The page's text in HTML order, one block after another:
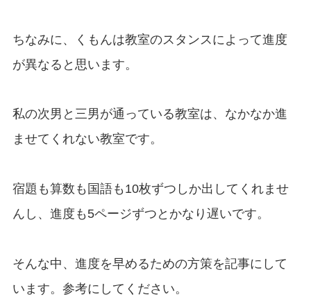
ちなみに、くもんは教室のスタンスによって進度
が異なると思います。
私の次男と三男が通っている教室は、なかなか進
ませてくれない教室です。
宿題も算数も国語も10枚ずつしか出してくれませ
んし、進度も5ページずつとかなり遅いです。
そんな中、進度を早めるための方策を記事にして
います。参考にしてください。